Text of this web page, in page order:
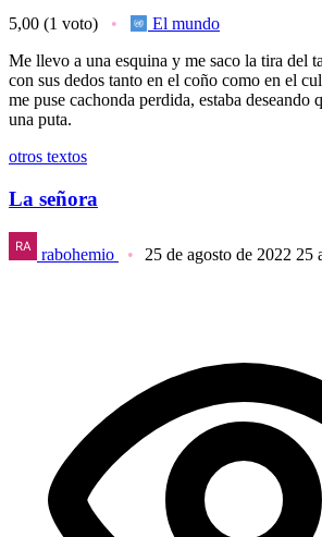
5,00 (1 voto)
El mundo
Me llevo a una esquina y me saco la tira del
con sus dedos tanto en el coño como en el
me puse cachonda perdida, estaba deseando
una puta.
otros textos
La señora
rabohemio 25 de agosto de 2022 25